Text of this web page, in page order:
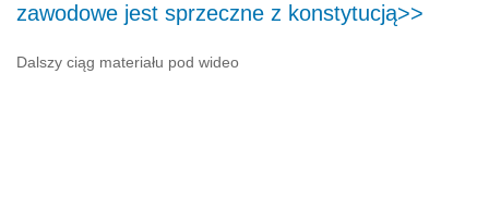
zawodowe jest sprzeczne z konstytucją>>
Dalszy ciąg materiału pod wideo